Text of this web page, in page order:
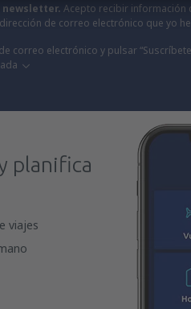
newsletter. Acepto recibir información
de correo electrónico que yo
correo electrónico y pulsar
planifica
viajes